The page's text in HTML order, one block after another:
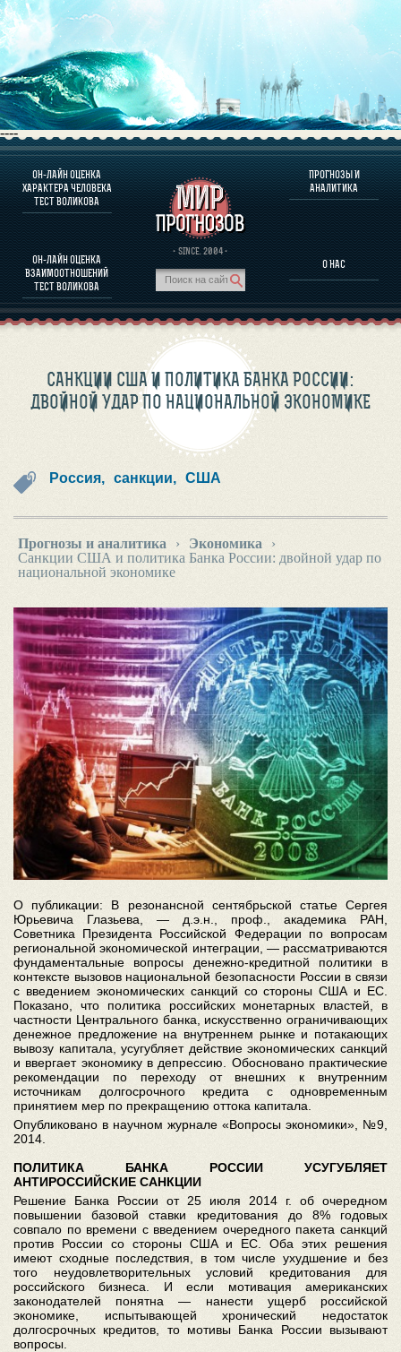
----
ОН-ЛАЙН ОЦЕНКА
ХАРАКТЕРА ЧЕЛОВЕКА
ТЕСТ ВОЛИКОВА
ОН-ЛАЙН ОЦЕНКА
ВЗАИМООТНОШЕНИЙ
ТЕСТ ВОЛИКОВА
· SINCE. 2004 ·
ПРОГНОЗЫ И
АНАЛИТИКА
О НАС
О ПРОГРАММЕ
ОЦЕНКА ХАРАКТЕРA ЧЕЛОВЕКА
ОЦЕНКА ХАРАКТЕРА ВЫДАЮЩИХСЯ ЛИЧНОСТЕЙ
О ПРОГРАММЕ
ПРОГНОЗЫ И АНАЛИТИКА
САНКЦИИ США И ПОЛИТИКА БАНКА РОССИИ:
ДВОЙНОЙ УДАР ПО НАЦИОНАЛЬНОЙ ЭКОНОМИКЕ
Россия, санкции, США
Прогнозы и аналитика › Экономика
›
Санкции США и политика Банка России: двойной удар по
национальной экономике
О публикации: В резонансной сентябрьской статье Сергея
Юрьевича Глазьева, — д.э.н., проф., академика РАН,
Советника Президента Российской Федерации по вопросам
региональной экономической интеграции, — рассматриваются
фундаментальные вопросы денежно-кредитной политики в
контексте вызовов национальной безопасности России в связи
с введением экономических санкций со стороны США и ЕС.
Показано, что политика российских монетарных властей, в
частности Центрального банка, искусственно ограничивающих
денежное предложение на внутреннем рынке и потакающих
вывозу капитала, усугубляет действие экономических санкций
и ввергает экономику в депрессию. Обосновано практические
рекомендации по переходу от внешних к внутренним
источникам долгосрочного кредита с одновременным
принятием мер по прекращению оттока капитала.
Опубликовано в научном журнале «Вопросы экономики», №9,
2014.
ПОЛИТИКА БАНКА РОССИИ УСУГУБЛЯЕТ
АНТИРОССИЙСКИЕ САНКЦИИ
Решение Банка России от 25 июля 2014 г. об очередном
повышении базовой ставки кредитования до 8% годовых
совпало по времени с введением очередного пакета санкций
против России со стороны США и ЕС. Оба этих решения
имеют сходные последствия, в том числе ухудшение и без
того неудовлетворительных условий кредитования для
российского бизнеса. И если мотивация американских
законодателей понятна — нанести ущерб российской
экономике, испытывающей хронический недостаток
долгосрочных кредитов, то мотивы Банка России вызывают
вопросы.